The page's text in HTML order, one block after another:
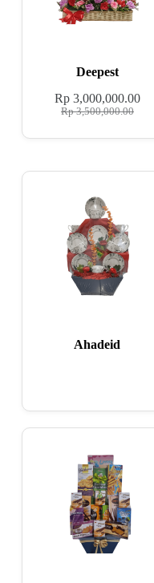
Deepest
Rp3,500,000.00
Rp3,000,000.00
Ahadeid